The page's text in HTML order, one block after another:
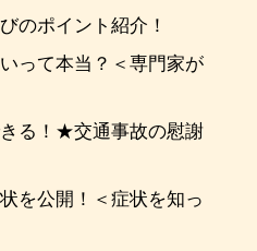
のポイント紹介！
って本当？＜専門家が
る！★交通事故の慰謝
を公開！＜症状を知っ